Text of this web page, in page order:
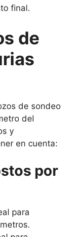
final.
de
de sondeo
del
y
en cuenta:
por
para